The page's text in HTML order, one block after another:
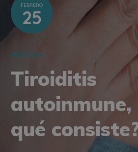
FEBRERO
25
MEDICINA
Tiroiditis
autoinmune,
qué